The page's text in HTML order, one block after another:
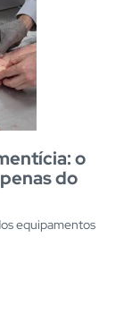
o
do
equipamentos